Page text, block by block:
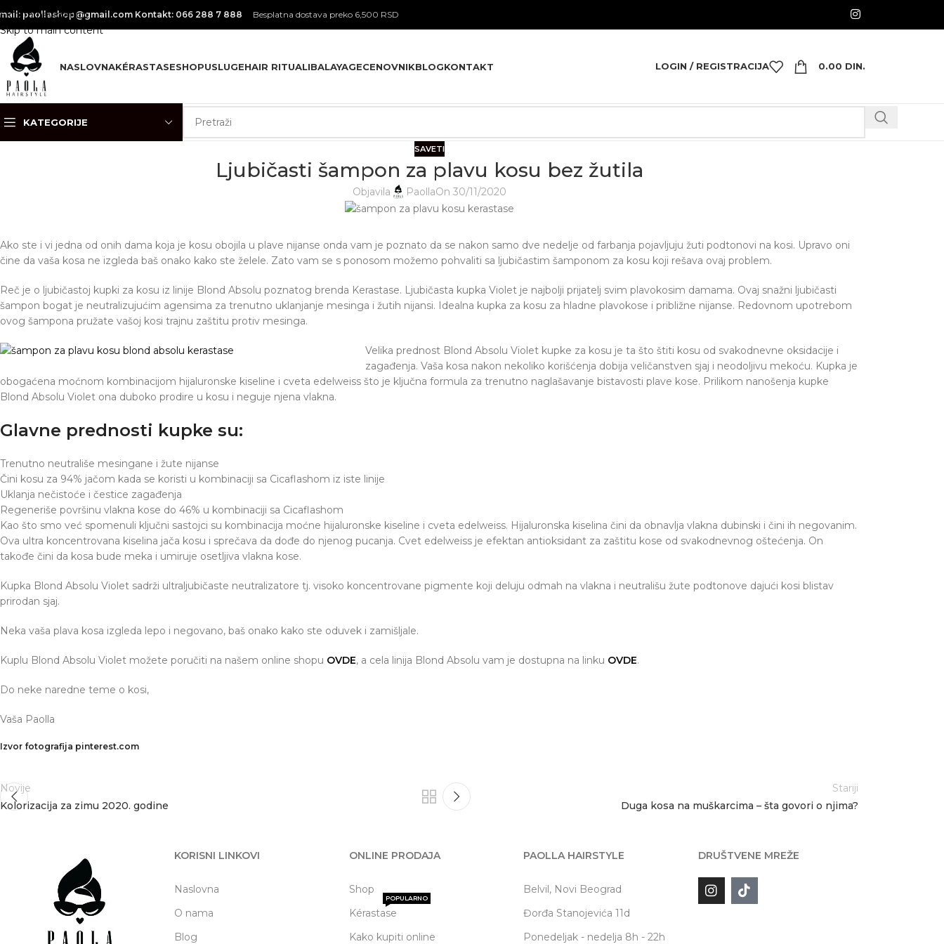
Skip to navigation
Skip to main content
paollashop@gmail.com Kontakt: 066 288 7 888 Besplatna dostava preko 6,500 RSD
NASLOVNAKÉRASTASESHOPUSLUGEHAIR RITUALIBALAYAGECENOVNIKBLOGKONTAKT LOGIN / REGISTRACIJA 0.00 DIN.
KATEGORIJE
SAVETI
Ljubičasti šampon za plavu kosu bez žutila
Objavila PaollaOn 30/11/2020
Ako ste i vi jedna od onih dama koja je kosu obojila u plave nijanse onda vam je poznato da se nakon samo dve nedelje od farbanja pojavljuju žuti podtonovi na kosi. Upravo oni
čine da vaša kosa ne izgleda baš onako kako ste želele. Zato vam se s ponosom možemo pohvaliti sa ljubičastim šamponom za kosu koji rešava ovaj problem.
Reč je o ljubičastoj kupki za kosu iz linije Blond Absolu poznatog brenda Kerastase. Ljubičasta kupka Violet je najbolji prijatelj svim plavokosim damama. Ovaj snažni ljubičasti
šampon bogat je neutralizujućim agensima za trenutno uklanjanje mesinga i žutih nijansi. Idealna kupka za kosu za hladne plavokose i približne nijanse. Redovnom upotrebom
ovog šampona pružate vašoj kosi trajnu zaštitu protiv mesinga.
Velika prednost Blond Absolu Violet kupke za kosu je ta što štiti kosu od svakodnevne oksidacije i
zagađenja. Vaša kosa nakon nekoliko korišćenja dobija veličanstven sjaj i neodoljivu mekoću. Kupka je
obogaćena moćnom kombinacijom hijaluronske kiseline i cveta edelweiss što je ključna formula za trenutno naglašavanje bistavosti plave kose. Prilikom nanošenja kupke
Blond Absolu Violet ona duboko prodire u kosu i neguje njena vlakna.
Glavne prednosti kupke su:
Trenutno neutrališe mesingane i žute nijanse
Čini kosu za 94% jačom kada se koristi u kombinaciji sa Cicaflashom iz iste linije
Uklanja nečistoće i čestice zagađenja
Regeneriše površinu vlakna kose do 46% u kombinaciji sa Cicaflashom
Kao što smo već spomenuli ključni sastojci su kombinacija moćne hijaluronske kiseline i cveta edelweiss. Hijaluronska kiselina čini da obnavlja vlakna dubinski i čini ih negovanim.
Ova ultra koncentrovana kiselina jača kosu i sprečava da dođe do njenog pucanja. Cvet edelweiss je efektan antioksidant za zaštitu kose od svakodnevnog oštećenja. On
takođe čini da kosa bude meka i umiruje osetljiva vlakna kose.
Kupka Blond Absolu Violet sadrži ultraljubičaste neutralizatore tj. visoko koncentrovane pigmente koji deluju odmah na vlakna i neutrališu žute podtonove dajući kosi blistav
prirodan sjaj.
Neka vaša plava kosa izgleda lepo i negovano, baš onako kako ste oduvek i zamišljale.
Kuplu Blond Absolu Violet možete poručiti na našem online shopu OVDE, a cela linija Blond Absolu vam je dostupna na linku OVDE.
Do neke naredne teme o kosi,
Vaša Paolla
Izvor fotografija pinterest.com
Novije
Kolorizacija za zimu 2020. godine
Stariji
Duga kosa na muškarcima – šta govori o njima?
KORISNI LINKOVI
Naslovna
O nama
Blog
ONLINE PRODAJA
Shop
Kérastase
POPULARNO
Kako kupiti online
PAOLLA HAIRSTYLE
Belvil, Novi Beograd
Đorđa Stanojevića 11d
Ponedeljak - nedelja 8h - 22h
DRUŠTVENE MREŽE